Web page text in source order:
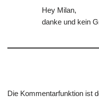
Hey Milan,
danke und kein
Die Kommentarfunktion ist